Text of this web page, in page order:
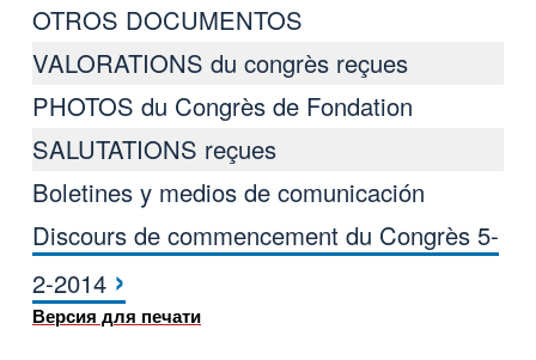
OTROS DOCUMENTOS
VALORATIONS du congrès reçues
PHOTOS du Congrès de Fondation
SALUTATIONS reçues
Boletines y medios de comunicación
Перекрёстные ссылки книги для
Discours de commencement du Congrès 5-
2-2014 ›
Версия для печати